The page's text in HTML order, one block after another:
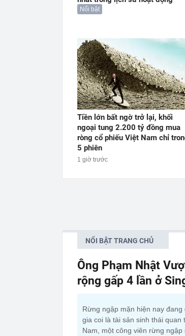
Nổi bật
Tiền lớn bất ngờ trở lại, khối
ngoại tung 2.200 tỷ đồng mua
ròng cổ phiếu Việt Nam chỉ
5 phiên
1 giờ trước
NỔI BẬT TRANG CHỦ
Ông Phạm Nhật
rộng gấp 4 lần ở
Rừng ngập mặn hiện nay
gia coi là tài sản sinh thái quan
Nam, một công viên rừng ngập